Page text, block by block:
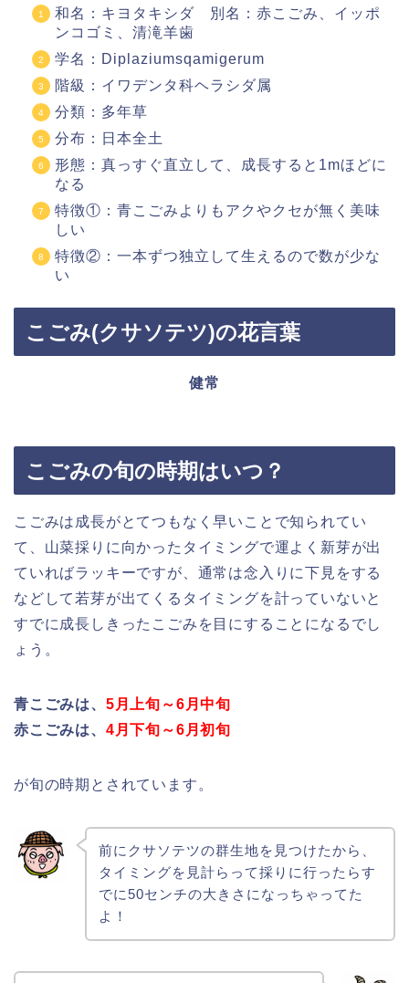
和名：キヨタキシダ 別名：赤こごみ、イッポ
ンコゴミ、清滝羊歯
学名：Diplaziumsqamigerum
階級：イワデンタ科ヘラシダ属
分類：多年草
分布：日本全土
形態：真っすぐ直立して、成長すると1mほどに
なる
特徴①：青こごみよりもアクやクセが無く美味
しい
特徴②：一本ずつ独立して生えるので数が少な
い
こごみ(クサソテツ)の花言葉
健常
こごみの旬の時期はいつ？
こごみは成長がとてつもなく早いことで知られてい
て、山菜採りに向かったタイミングで運よく新芽が出
ていればラッキーですが、通常は念入りに下見をする
などして若芽が出てくるタイミングを計っていないと
すでに成長しきったこごみを目にすることになるでし
ょう。
青こごみは、 5月上旬～6月中旬
赤こごみは、 4月下旬～6月初旬
が旬の時期とされています。
前にクサソテツの群生地を見つけたから、
タイミングを見計らって採りに行ったらす
でに50センチの大きさになっちゃってた
よ！